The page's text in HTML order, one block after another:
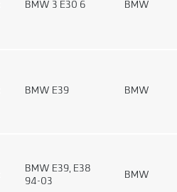
BMW 3 E30 6 BMW
BMW E39 BMW
BMW E39, E38
94-03
BMW